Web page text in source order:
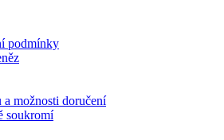
podmínky
možnosti doručení
soukromí